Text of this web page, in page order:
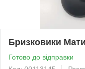
Бризковики
Готово до відправки